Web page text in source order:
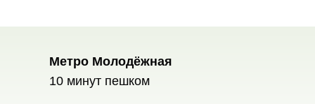
Метро Молодёжная
10 минут пешком